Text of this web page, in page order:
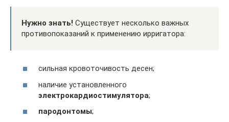
Нужно знать! Существует несколько важных
противопоказаний к применению ирригатора:
сильная кровоточивость десен;
наличие установленного
электрокардиостимулятора;
пародонтомы;